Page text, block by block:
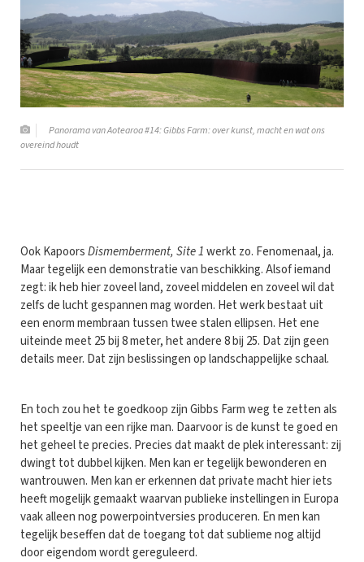
Panorama van Aotearoa #14: Gibbs Farm: over kunst, macht en wat ons
overeind houdt
Ook KapoorsDismemberment, Site 1werkt zo. Fenomenaal, ja.
Maar tegelijk een demonstratie van beschikking. Alsof iemand
zegt: ik heb hier zoveel land, zoveel middelen en zoveel wil dat
zelfs de lucht gespannen mag worden. Het werk bestaat uit
een enorm membraan tussen twee stalen ellipsen. Het ene
uiteinde meet 25 bij 8 meter, het andere 8 bij 25. Dat zijn geen
details meer. Dat zijn beslissingen op landschappelijke schaal.
En toch zou het te goedkoop zijn Gibbs Farm weg te zetten als
het speeltje van een rijke man. Daarvoor is de kunst te goed en
het geheel te precies. Precies dat maakt de plek interessant: zij
dwingt tot dubbel kijken. Men kan er tegelijk bewonderen en
wantrouwen. Men kan er erkennen dat private macht hier iets
heeft mogelijk gemaakt waarvan publieke instellingen in Europa
vaak alleen nog powerpointversies produceren. En men kan
tegelijk beseffen dat de toegang tot dat sublieme nog altijd
door eigendom wordt gereguleerd.